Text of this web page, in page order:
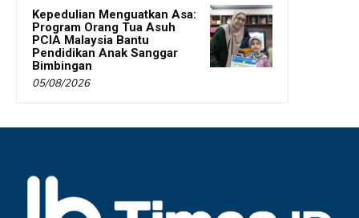
Kepedulian Menguatkan Asa:
Program Orang Tua Asuh
PCIA Malaysia Bantu
Pendidikan Anak Sanggar
Bimbingan
05/08/2026